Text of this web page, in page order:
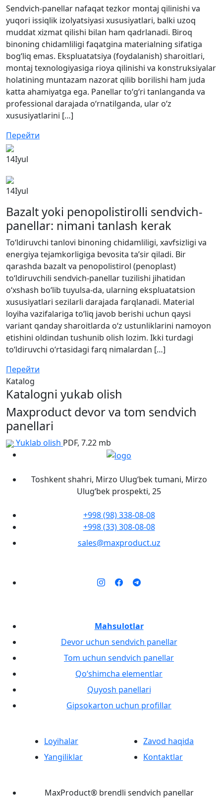
Sendvich-panellar nafaqat tezkor montaj qilinishi va
yuqori issiqlik izolyatsiyasi xususiyatlari, balki uzoq
muddat xizmat qilishi bilan ham qadrlanadi. Biroq
binoning chidamliligi faqatgina materialning sifatiga
bog‘liq emas. Ekspluatatsiya (foydalanish) sharoitlari,
montaj texnologiyasiga rioya qilinishi va konstruksiyalar
holatining muntazam nazorat qilib borilishi ham juda
katta ahamiyatga ega. Panellar to‘g‘ri tanlanganda va
professional darajada o‘rnatilganda, ular o‘z
xususiyatlarini […]
Перейти
14Iyul
14Iyul
Bazalt yoki penopolistirolli sendvich-
panellar: nimani tanlash kerak
To‘ldiruvchi tanlovi binoning chidamliligi, xavfsizligi va
energiya tejamkorligiga bevosita ta’sir qiladi. Bir
qarashda bazalt va penopolistirol (penoplast)
to‘ldiruvchili sendvich-panellar tuzilishi jihatidan
o‘xshash bo‘lib tuyulsa-da, ularning ekspluatatsion
xususiyatlari sezilarli darajada farqlanadi. Material
loyiha vazifalariga to‘liq javob berishi uchun qaysi
variant qanday sharoitlarda o‘z ustunliklarini namoyon
etishini oldindan tushunib olish lozim. Ikki turdagi
to‘ldiruvchi o‘rtasidagi farq nimalardan […]
Перейти
Katalog
Katalogni yukab olish
Maxproduct devor va tom sendvich
panellari
Yuklab olish PDF, 7.22 mb
Toshkent shahri, Mirzo Ulug‘bek tumani, Mirzo
Ulug‘bek prospekti, 25
+998 (98) 338-08-08
+998 (33) 308-08-08
sales@maxproduct.uz
Mahsulotlar
Devor uchun sendvich panellar
Tom uchun sendvich panellar
Qo‘shimcha elementlar
Quyosh panellari
Gipsokarton uchun profillar
Loyihalar
Yangiliklar
Zavod haqida
Kontaktlar
MaxProduct® brendli sendvich panellar